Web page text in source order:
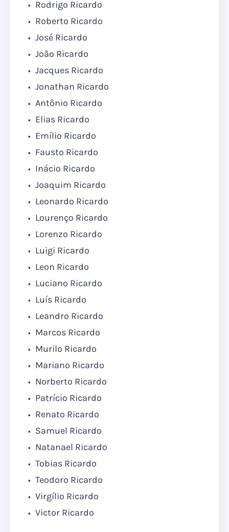
Rodrigo Ricardo
Roberto Ricardo
José Ricardo
João Ricardo
Jacques Ricardo
Jonathan Ricardo
Antônio Ricardo
Elias Ricardo
Emílio Ricardo
Fausto Ricardo
Inácio Ricardo
Joaquim Ricardo
Leonardo Ricardo
Lourenço Ricardo
Lorenzo Ricardo
Luigi Ricardo
Leon Ricardo
Luciano Ricardo
Luís Ricardo
Leandro Ricardo
Marcos Ricardo
Murilo Ricardo
Mariano Ricardo
Norberto Ricardo
Patrício Ricardo
Renato Ricardo
Samuel Ricardo
Natanael Ricardo
Tobias Ricardo
Teodoro Ricardo
Virgílio Ricardo
Victor Ricardo